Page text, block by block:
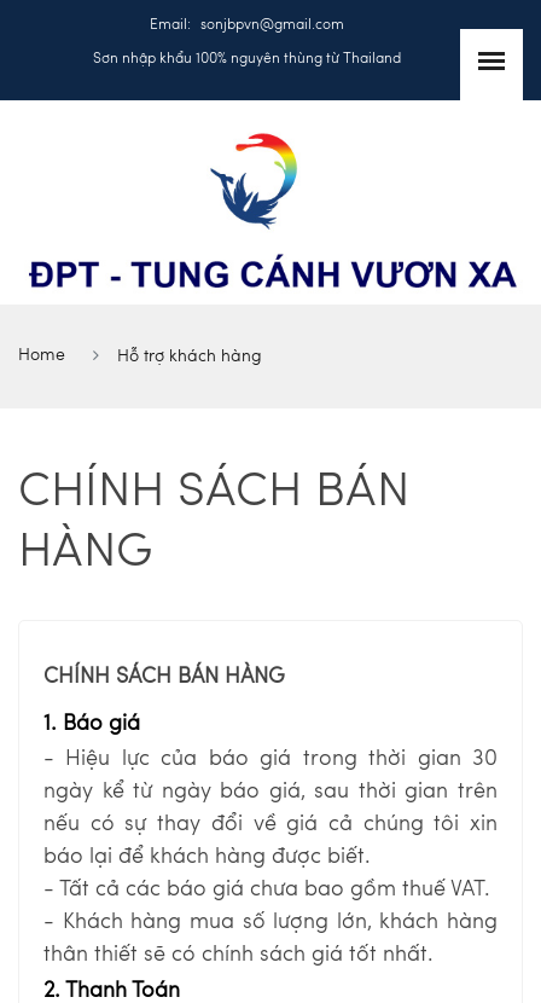
Email: sonjbpvn@gmail.com
Sơn nhập khẩu 100% nguyên thùng từ Thailand
Home Hỗ trợ khách hàng
CHÍNH SÁCH BÁN
HÀNG
CHÍNH SÁCH BÁN HÀNG
1. Báo giá
- Hiệu lực của báo giá trong thời gian 30
ngày kể từ ngày báo giá, sau thời gian trên
nếu có sự thay đổi về giá cả chúng tôi xin
báo lại để khách hàng được biết.
- Tất cả các báo giá chưa bao gồm thuế VAT.
- Khách hàng mua số lượng lớn, khách hàng
thân thiết sẽ có chính sách giá tốt nhất.
2. Thanh Toán